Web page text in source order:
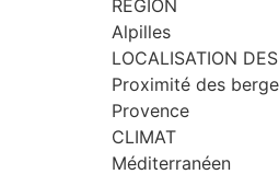
REGION
Alpilles
LOCALISATION
Proximité des
Provence
CLIMAT
Méditerranéen